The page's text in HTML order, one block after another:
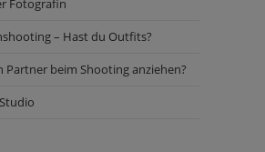
Fotografin
– Hast du Outfits?
Partner beim Shooting anziehen?